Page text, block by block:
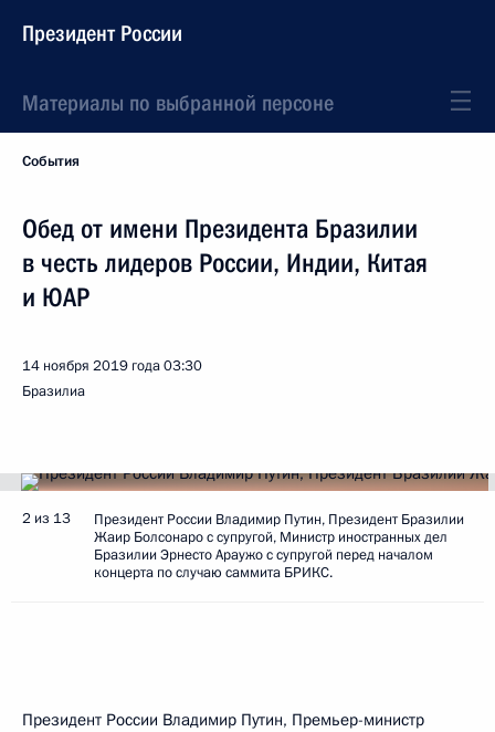
Президент России
Материалы по выбранной персоне
События
Обед от имени Президента Бразилии
в честь лидеров России, Индии, Китая
и ЮАР
14 ноября 2019 года03:30
Бразилиа
2 из 13
Президент России Владимир Путин, Президент Бразилии
Жаир Болсонаро с супругой, Министр иностранных дел
Бразилии Эрнесто Араужо с супругой перед началом
концерта по случаю саммита БРИКС.
Президент России Владимир Путин, Премьер-министр